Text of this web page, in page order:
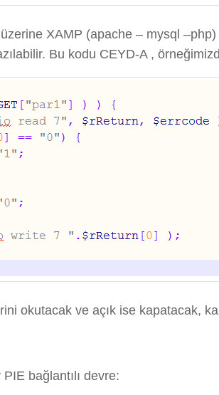
XAMP (apache – mysql
Bu kodu CEYD-A ,
okutacak ve açık ise kapatacak,
bağlantılı devre: